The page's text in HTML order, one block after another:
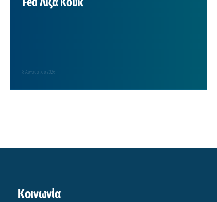
8 Αυγούστου 2026
Κοινωνία